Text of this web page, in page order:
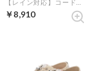
￥8,910